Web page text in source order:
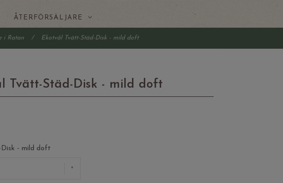
ÅTERFÖRSÄLJARE
i Ratan / Ekotvål Tvätt-Städ-Disk - mild doft
Tvätt-Städ-Disk - mild doft
- mild doft